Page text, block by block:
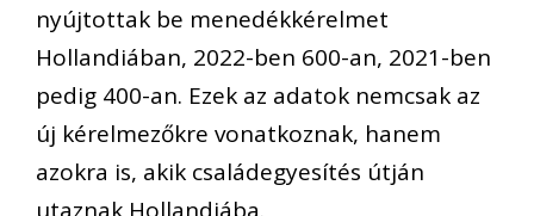
nyújtottak be menedékkérelmet
Hollandiában, 2022-ben 600-an, 2021-ben
pedig 400-an. Ezek az adatok nemcsak az
új kérelmezőkre vonatkoznak, hanem
azokra is, akik családegyesítés útján